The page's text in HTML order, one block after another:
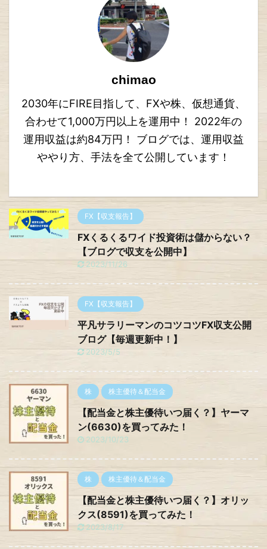
chimao
2030年にFIRE目指して、FXや株、仮想通貨、
合わせて1,000万円以上を運用中！ 2022年の
運用収益は約84万円！ ブログでは、運用収益
ややり方、手法を全て公開しています！
FX【収支報告】
FXくるくるワイド投資術は儲からない？
【ブログで収支を公開中】
2023/11/26
FX【収支報告】
平凡サラリーマンのコツコツFX収支公開
ブログ【毎週更新中！】
2023/5/5
株 株主優待＆配当金
【配当金と株主優待いつ届く？】ヤーマ
ン(6630)を買ってみた！
2023/10/23
株 株主優待＆配当金
【配当金と株主優待いつ届く？】オリッ
クス(8591)を買ってみた！
2023/8/17